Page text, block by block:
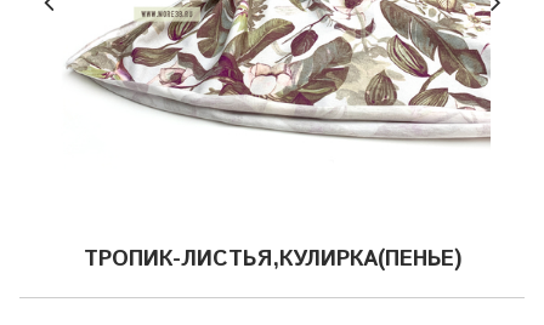
ТРОПИК-ЛИСТЬЯ,КУЛИРКА(ПЕНЬЕ)